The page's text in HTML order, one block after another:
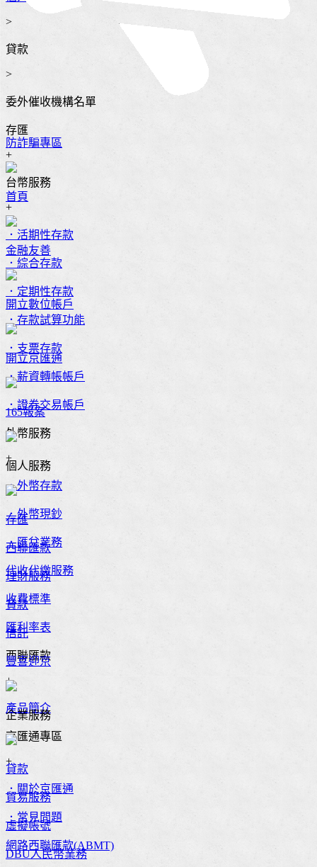
防詐騙專區
首頁
金融友善
開立數位帳戶
開立京匯通
165報案
個人服務
存匯
西聯匯款
理財服務
貸款
信託
豐喜迎京
企業服務
貸款
貿易服務
虛擬帳號
DBU人民幣業務
>
貸款
>
委外催收機構名單
存匯
+
台幣服務
+
．活期性存款
．綜合存款
．定期性存款
．存款試算功能
．支票存款
．薪資轉帳帳戶
．證券交易帳戶
外幣服務
+
．外幣存款
．外幣現鈔
．匯兌業務
代收代繳服務
收費標準
匯利率表
西聯匯款
+
產品簡介
京匯通專區
+
．關於京匯通
．常見問題
網路西聯匯款(ABMT)